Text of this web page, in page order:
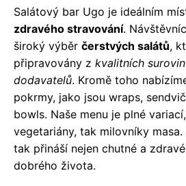
Salátový bar Ugo je ideálním
zdravého stravování.
široký výběr čerstvých salátů,
připravovány z kvalitních
dodavatelů. Kromě toho
pokrmy, jako jsou wraps,
bowls. Naše menu je plné
vegetariány, tak milovníky
tak přináší nejen chutné a
dobrého života.